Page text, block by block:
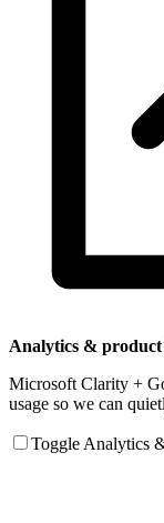
Analytics &
Microsoft Clarity +
usage so we can
Toggle Analytics